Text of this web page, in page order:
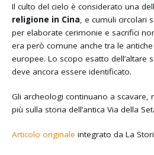
Il culto del cielo è considerato una
religione in Cina , e cumuli circolari
per elaborate cerimonie e sacrifici
era però comune anche tra le
europee. Lo scopo esatto dell’altare
deve ancora essere identificato.
Gli archeologi continuano a scavare,
più sulla storia dell’antica Via della
Articolo originale integrato da La